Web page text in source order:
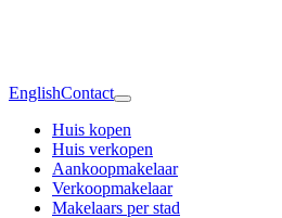
EnglishContact
Huis kopen
Huis verkopen
Aankoopmakelaar
Verkoopmakelaar
Makelaars per stad